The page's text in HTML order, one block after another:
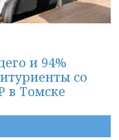
и 94%
со
в Томске